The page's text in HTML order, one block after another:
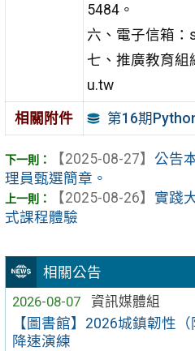
相關公告
2026-08-07
資訊媒體組
【圖書館】2026城鎮韌性
降速演練
5484。
六、電子信箱：
七、推廣教育組
u.tw
相關附件 第16期
【2025-08-27】 公告
理員甄選簡章。
【2025-08-26】 實踐
式課程體驗